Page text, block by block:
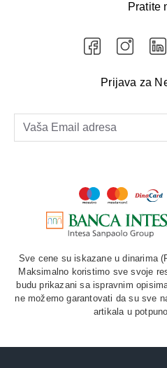
Pratite
Prijava za
Sve cene su iskazane u dinarima
Maksimalno koristimo sve svoje
budu prikazani sa ispravnim
ne možemo garantovati da su sve
artikala u